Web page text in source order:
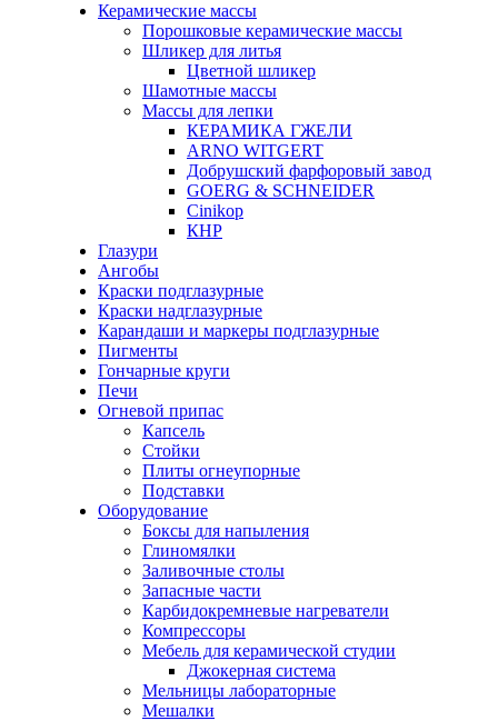
Керамические массы
Порошковые керамические массы
Шликер для литья
Цветной шликер
Шамотные массы
Массы для лепки
КЕРАМИКА ГЖЕЛИ
ARNO WITGERT
Добрушский фарфоровый завод
GOERG & SCHNEIDER
Cinikop
КНР
Глазури
Ангобы
Краски подглазурные
Краски надглазурные
Карандаши и маркеры подглазурные
Пигменты
Гончарные круги
Печи
Огневой припас
Капсель
Стойки
Плиты огнеупорные
Подставки
Оборудование
Боксы для напыления
Глиномялки
Заливочные столы
Запасные части
Карбидокремневые нагреватели
Компрессоры
Мебель для керамической студии
Джокерная система
Мельницы лабораторные
Мешалки